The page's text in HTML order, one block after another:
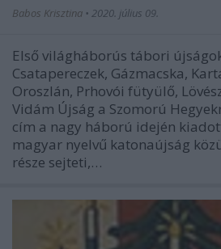
Babos Krisztina • 2020. július 09.
Első világháborús tábori
Csatapereczek, Gázmacska,
Oroszlán, Prhovói fütyülő,
Vidám Újság a Szomorú
cím a nagy háború idején
magyar nyelvű katonaújság
része sejteti,…